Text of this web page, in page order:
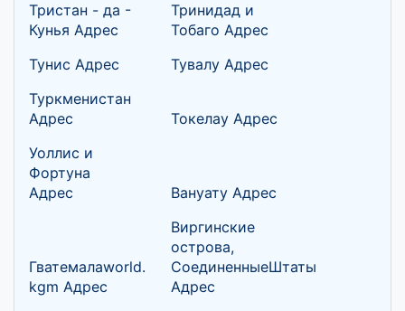
Тристан - да -
Кунья Адрес
Тринидад и
Тобаго Адрес
Тунис Адрес
Тувалу Адрес
Туркменистан
Адрес
Токелау Адрес
Уоллис и
Фортуна
Адрес
Вануату Адрес
Гватемалаworld.
kgm Адрес
Виргинские
острова,
СоединенныеШтаты
Адрес